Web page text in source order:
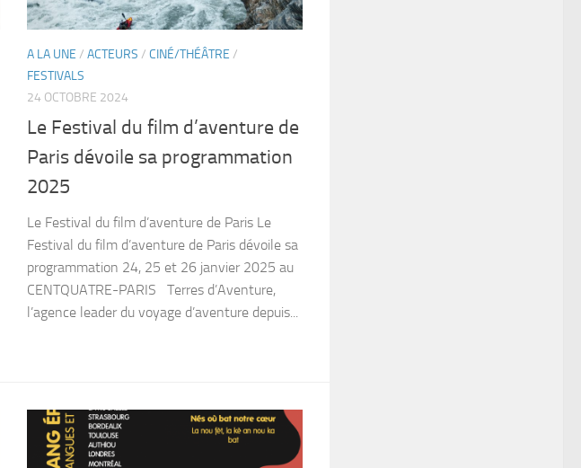
A LA UNE / ACTEURS / CINÉ/THÉÂTRE /
FESTIVALS
24 OCTOBRE 2024
Le Festival du film d’aventure de
Paris dévoile sa programmation
2025
Le Festival du film d’aventure de Paris Le
Festival du film d’aventure de Paris dévoile sa
programmation 24, 25 et 26 janvier 2025 au
CENTQUATRE-PARIS Terres d’Aventure,
l’agence leader du voyage d’aventure depuis...